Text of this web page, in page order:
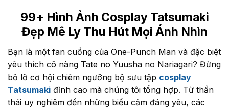
99+ Hình Ảnh Cosplay Tatsumaki
Đẹp Mê Ly Thu Hút Mọi Ánh Nhìn
Bạn là một fan cuồng của One-Punch Man và đặc biệt
yêu thích cô nàng Tate no Yuusha no Nariagari? Đừng
bỏ lỡ cơ hội chiêm ngưỡng bộ sưu tập cosplay
Tatsumaki đỉnh cao mà chúng tôi tổng hợp. Từ thần
thái uy nghiêm đến những biểu cảm đáng yêu, các